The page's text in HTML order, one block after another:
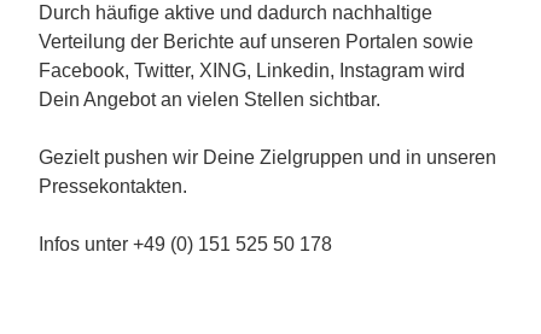
Durch häufige aktive und dadurch nachhaltige
Verteilung der Berichte auf unseren Portalen sowie
Facebook, Twitter, XING, Linkedin, Instagram wird
Dein Angebot an vielen Stellen sichtbar.
Gezielt pushen wir Deine Zielgruppen und in unseren
Pressekontakten.
Infos unter +49 (0) 151 525 50 178